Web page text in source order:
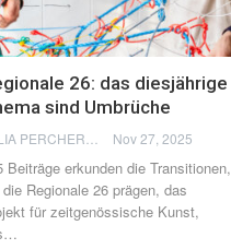
26: das diesjährige
sind Umbrüche
Nov 27, 2025
Beiträge erkunden die Transitionen,
Regionale 26 prägen, das
für zeitgenössische Kunst,
…